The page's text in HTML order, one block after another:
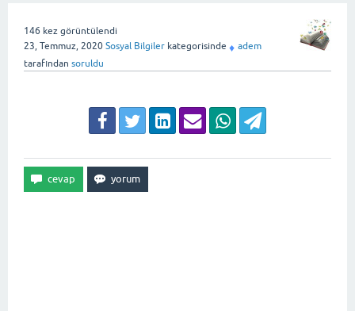
146 kez görüntülendi
23, Temmuz, 2020 Sosyal Bilgiler kategorisinde ♦ adem
tarafından soruldu